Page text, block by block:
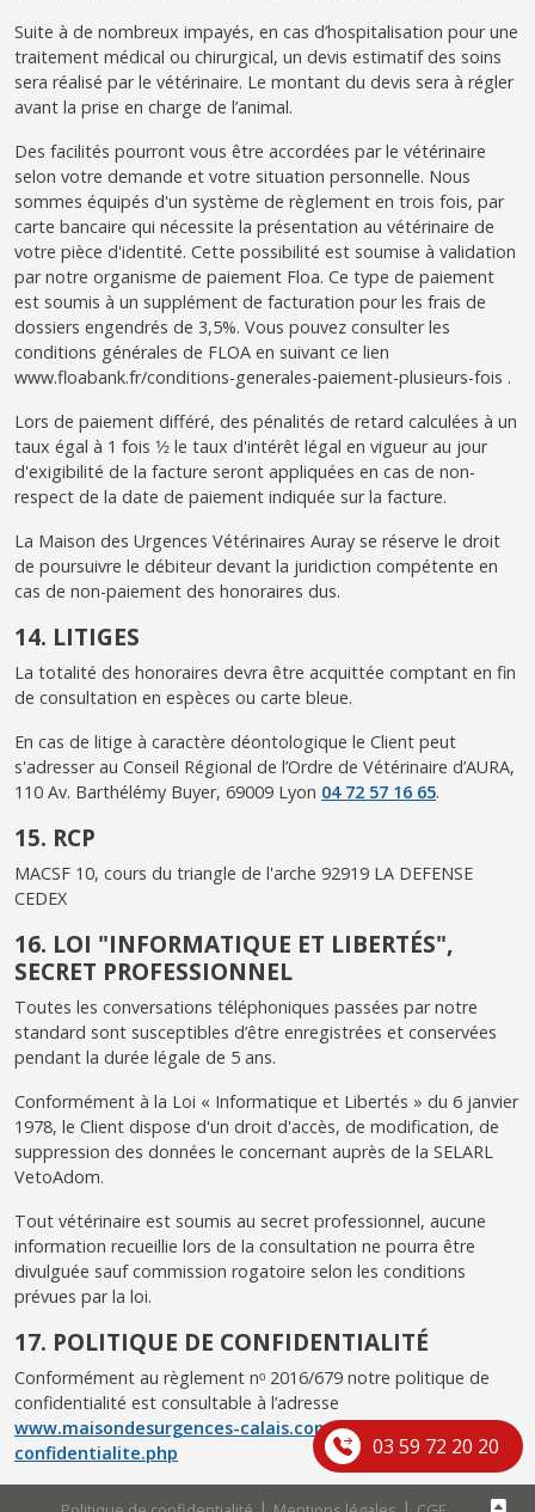
03 59 72 20 20
Suite à de nombreux impayés, en cas d’hospitalisation pour une
traitement médical ou chirurgical, un devis estimatif des soins
sera réalisé par le vétérinaire. Le montant du devis sera à régler
avant la prise en charge de l’animal.
Des facilités pourront vous être accordées par le vétérinaire
selon votre demande et votre situation personnelle. Nous
sommes équipés d'un système de règlement en trois fois, par
carte bancaire qui nécessite la présentation au vétérinaire de
votre pièce d'identité. Cette possibilité est soumise à validation
par notre organisme de paiement Floa. Ce type de paiement
est soumis à un supplément de facturation pour les frais de
dossiers engendrés de 3,5%. Vous pouvez consulter les
conditions générales de FLOA en suivant ce lien
www.floabank.fr/conditions-generales-paiement-plusieurs-fois .
Lors de paiement différé, des pénalités de retard calculées à un
taux égal à 1 fois 1⁄2 le taux d'intérêt légal en vigueur au jour
d'exigibilité de la facture seront appliquées en cas de non-
respect de la date de paiement indiquée sur la facture.
La Maison des Urgences Vétérinaires Auray se réserve le droit
de poursuivre le débiteur devant la juridiction compétente en
cas de non-paiement des honoraires dus.
14. LITIGES
La totalité des honoraires devra être acquittée comptant en fin
de consultation en espèces ou carte bleue.
En cas de litige à caractère déontologique le Client peut
s'adresser au Conseil Régional de l’Ordre de Vétérinaire d’AURA,
110 Av. Barthélémy Buyer, 69009 Lyon 04 72 57 16 65.
15. RCP
MACSF 10, cours du triangle de l'arche 92919 LA DEFENSE
CEDEX
16. LOI "INFORMATIQUE ET LIBERTÉS",
SECRET PROFESSIONNEL
Toutes les conversations téléphoniques passées par notre
standard sont susceptibles d’être enregistrées et conservées
pendant la durée légale de 5 ans.
Conformément à la Loi « Informatique et Libertés » du 6 janvier
1978, le Client dispose d'un droit d'accès, de modification, de
suppression des données le concernant auprès de la SELARL
VetoAdom.
Tout vétérinaire est soumis au secret professionnel, aucune
information recueillie lors de la consultation ne pourra être
divulguée sauf commission rogatoire selon les conditions
prévues par la loi.
17. POLITIQUE DE CONFIDENTIALITÉ
Conformément au règlement nᵒ 2016/679 notre politique de
confidentialité est consultable à l’adresse
www.maisondesurgences-calais.com/politiques-de-
confidentialite.php